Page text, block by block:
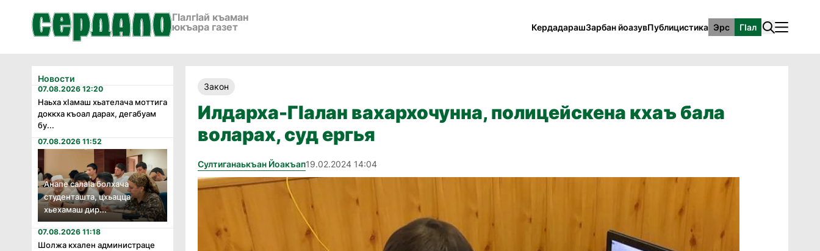
ГӀалгӀай къаман
юкъара газет
КердадарашЗарбан йоазувПублицистика Эрс ГӀал
Новости
07.08.2026 12:20
Наьха хӏамаш хьателача моттига
доккха къоал дарах, дегабуам
бу...
07.08.2026 11:52
Анапе салаӏа болхача
студенташта, цхьацца
хьехамаш дир...
07.08.2026 11:18
Шолжа кхален администраце
Закон
Илдарха-ГӀалан вахархочунна, полицейскена кхаъ бала
воларах, суд ергья
Султиганаькъан Йоакъап19.02.2024 14:04